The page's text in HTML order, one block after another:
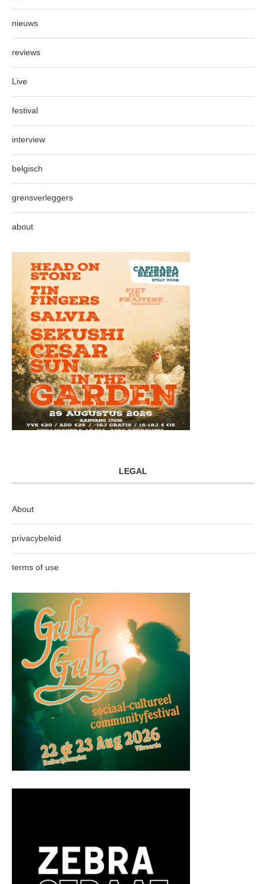
nieuws
reviews
Live
festival
interview
belgisch
grensverleggers
about
LEGAL
About
privacybeleid
terms of use